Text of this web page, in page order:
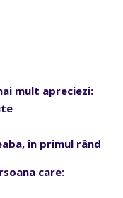
mult apreciezi:
în primul rând
care: